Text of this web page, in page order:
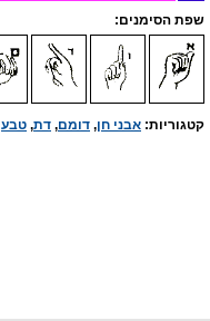
שפת הסימנים:
קטגוריות: אבני חן, דומם, דת, טבע